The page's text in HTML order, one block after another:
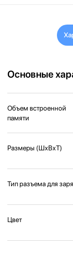
Основные
Объем встроенной
памяти
Размеры (ШxВxТ)
Тип разъема для
Цвет